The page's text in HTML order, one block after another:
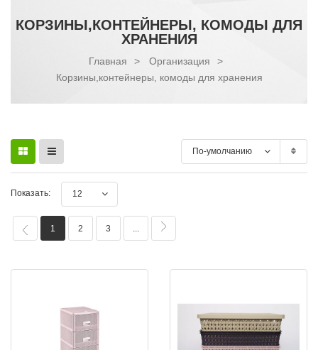
КОРЗИНЫ,КОНТЕЙНЕРЫ, КОМОДЫ ДЛЯ
ХРАНЕНИЯ
Главная > Организация
>
Корзины,контейнеры, комоды для хранения
По-умолчанию
Показать: 12
1 2 3 ...